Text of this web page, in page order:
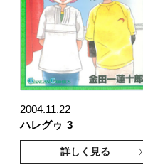
2004.11.22
ハレグゥ 3
詳しく見る